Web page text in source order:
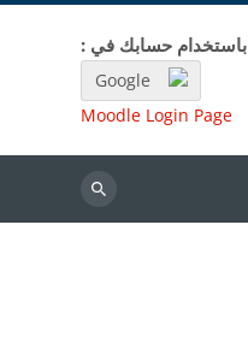
حسابك في :
Google
Moodle Login Page
بحث